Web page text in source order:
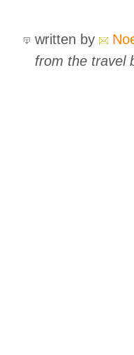
written by
from the travel